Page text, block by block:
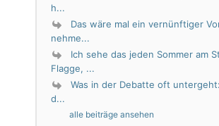
h...
Das wäre mal ein vernünftiger
nehme...
Ich sehe das jeden Sommer am
Flagge, ...
Was in der Debatte oft
d...
alle beiträge ansehen